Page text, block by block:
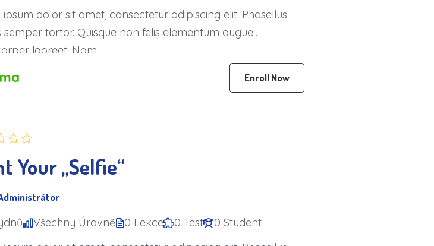
ipsum dolor sit amet, consectetur adipiscing elit. Phasellus
semper tortor. Quisque non felis elementum augue
laoreet. Nam...
Enroll Now
Your „Selfie“
Všechny Úrovně 0 Lekce 0 Test
0 Student